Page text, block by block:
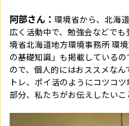
阿部さん： 環境省から、北海
広く活動中で、勉強会などで
境省北海道地方環境事務所 環
の基礎知識」も掲載している
ので、個人的にはおススメな
トレ、ポイ活のようにコツコ
部分、私たちがお伝えしたいこ